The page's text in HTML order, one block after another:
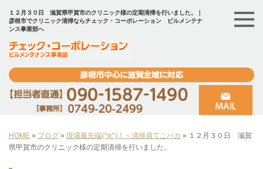
１２月３０日 滋賀県甲賀市のクリニック様の定期清掃を行いました。｜
彦根市でクリニック清掃ならチェック・コーポレーション ビルメンテナ
ンス事業部へ
HOME » ブログ » 現場最先端(^o^)！～清掃員てこパカ » １２月３０日 滋賀
県甲賀市のクリニック様の定期清掃を行いました。